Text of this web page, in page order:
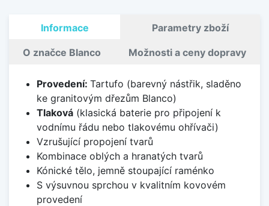
Informace Parametry zboží
O značce Blanco Možnosti a ceny dopravy
Provedení: Tartufo (barevný nástřik, sladěno
ke granitovým dřezům Blanco)
Tlaková(klasická baterie pro připojení k
vodnímu řádu nebo tlakovému ohřívači)
Vzrušující propojení tvarů
Kombinace oblých a hranatých tvarů
Kónické tělo, jemně stoupající raménko
S výsuvnou sprchou v kvalitním kovovém
provedení